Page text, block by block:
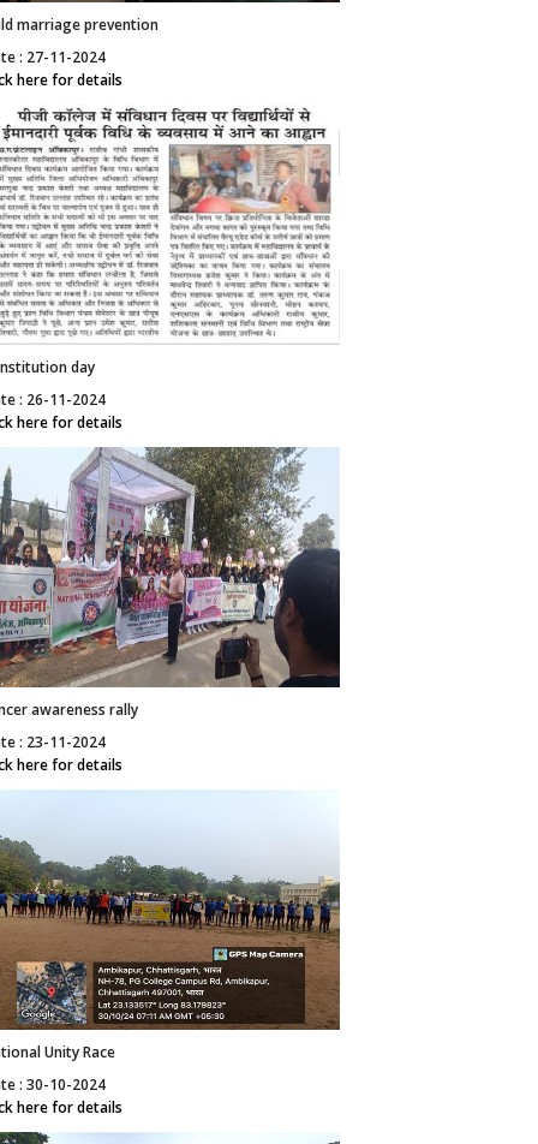
marriage prevention
: 27-11-2024
here for details
day
: 26-11-2024
here for details
awareness rally
: 23-11-2024
here for details
Unity Race
: 30-10-2024
here for details